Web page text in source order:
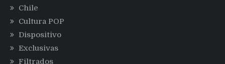
Chile
Cultura POP
Dispositivo
Exclusivas
Filtrados